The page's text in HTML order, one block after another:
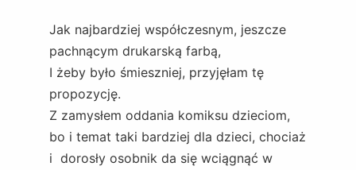
Jak najbardziej współczesnym, jeszcze
pachnącym drukarską farbą,
I żeby było śmieszniej, przyjęłam tę
propozycję.
Z zamysłem oddania komiksu dzieciom,
bo i temat taki bardziej dla dzieci, chociaż
i dorosły osobnik da się wciągnąć w